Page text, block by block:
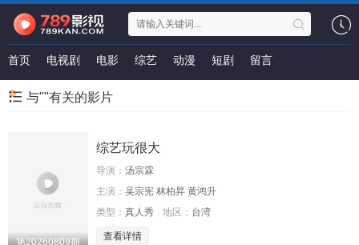
首页 电视剧 电影 综艺 动漫 短剧 留言
与""有关的影片
第20260809期
综艺玩很大
导演： 汤宗霖
主演： 吴宗宪 林柏昇 黄鸿升
类型： 真人秀 地区： 台湾
查看详情